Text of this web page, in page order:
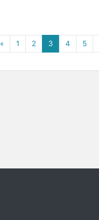
«Página anterior
1 Página 1
2Página 2
3Página 3
4Página
5